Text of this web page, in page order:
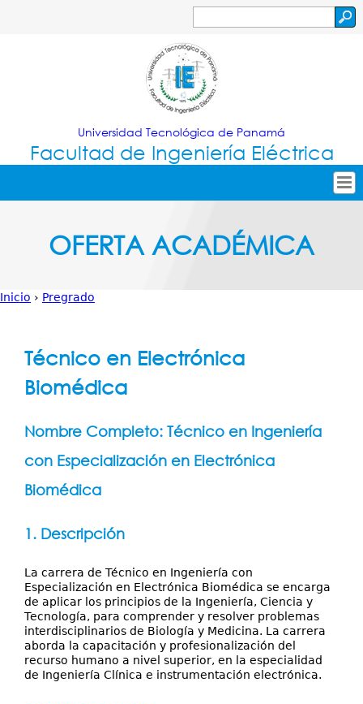
Jump to navigation
de
búsqueda
Universidad Tecnológica de Panamá
Facultad de Ingeniería Eléctrica
Nuestra Facultad
Servicios
OFERTA ACADÉMICA
está
aquí
Inicio › Pregrado
Técnico en Electrónica
Biomédica
Nombre Completo: Técnico en Ingeniería
con Especialización en Electrónica
Biomédica
1. Descripción
La carrera de Técnico en Ingeniería con
Especialización en Electrónica Biomédica se encarga
de aplicar los principios de la Ingeniería, Ciencia y
Tecnología, para comprender y resolver problemas
interdisciplinarios de Biología y Medicina. La carrera
aborda la capacitación y profesionalización del
recurso humano a nivel superior, en la especialidad
de Ingeniería Clínica e instrumentación electrónica.